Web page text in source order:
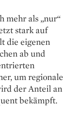
mehr als „nur“
stark auf
die eigenen
ab und
um regionale
der Anteil an
bekämpft.